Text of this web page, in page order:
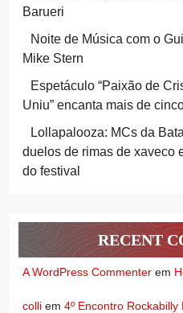
Barueri
Noite de Música com o
Mike Stern
Espetáculo “Paixão de
Uniu” encanta mais de
Lollapalooza: MCs da
duelos de rimas de xaveco
do festival
RECENT
A WordPress Commenter em
colli em 4º Encontro Rockabilly